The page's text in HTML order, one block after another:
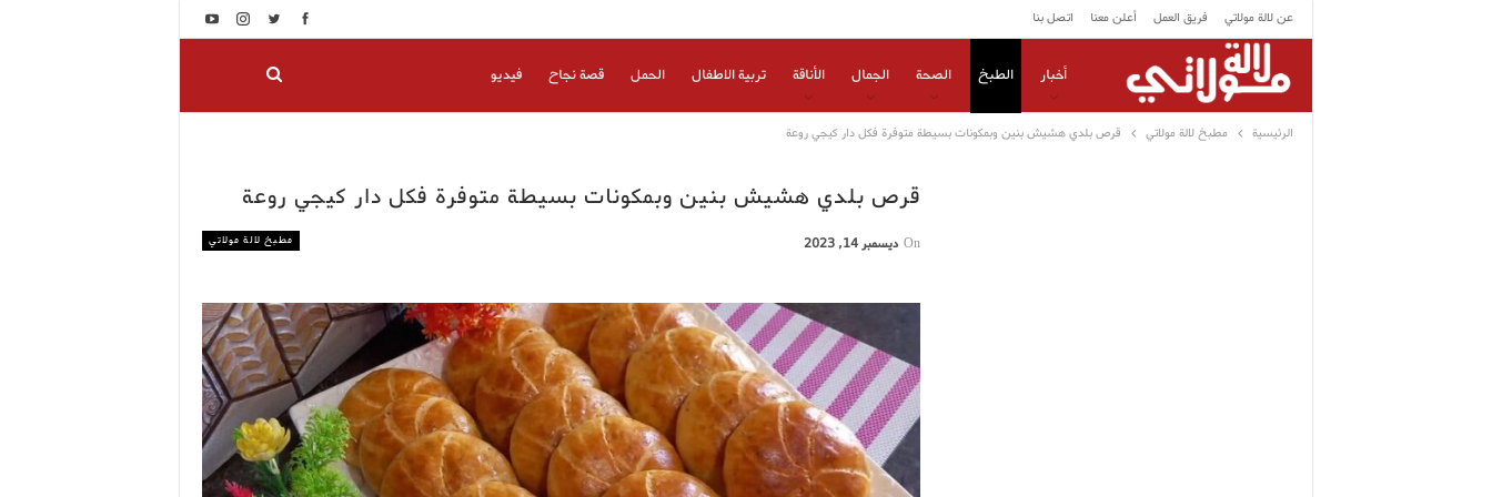
عن لالة مولاتي فريق العمل أعلن معنا اتصل بنا
أخبار الطبخ الصحة الجمال الأناقة تربية الاطفال الحمل قصة نجاح فيديو
الرئيسية مطبخ لالة مولاتي قرص بلدي هشيش بنين وبمكونات بسيطة متوفرة فكل دار كيجي روعة
قرص بلدي هشيش بنين وبمكونات بسيطة متوفرة فكل دار كيجي روعة
مطبخ لالة مولاتي On ديسمبر 14, 2023